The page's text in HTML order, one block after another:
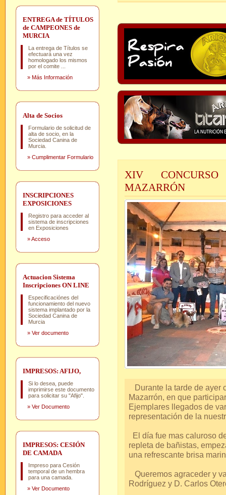
ENTREGA de TÍTULOS
de CAMPEONES de
MURCIA
La entrega de Títulos se
efectuará una vez
homologado los mismos
por el comite ...
» Más Información
Alta de Socios
Formulario de solicitud de
alta de socio, en la
Sociedad Canina de
Murcia.
» Cumplimentar Formulario
INSCRIPCIONES
EXPOSICIONES
Registro para acceder al
sistema de inscripciones
en Exposiciones
»Acceso
Actuacion Sistema
Inscripciones ON LINE
Especificaciónes del
funcionamiento del nuevo
sistema implantado por la
Sociedad Canina de
Murcia
» Ver documento
IMPRESOS: AFIJO,
Si lo desea, puede
imprimirse este documento
para solicitar su "Afijo".
» Ver Documento
IMPRESOS: CESIÓN
DE CAMADA
Impreso para Cesión
temporal de un hembra
para una camada.
» Ver Documento
XIV
MAZARRÓN
Durante la tarde de ayer
Mazarrón, en que
Ejemplares llegados de
representación de la
El día fue mas caluroso
repleta de bañistas,
una refrescante brisa
Queremos agraceder y
Rodríguez y D. Carlos